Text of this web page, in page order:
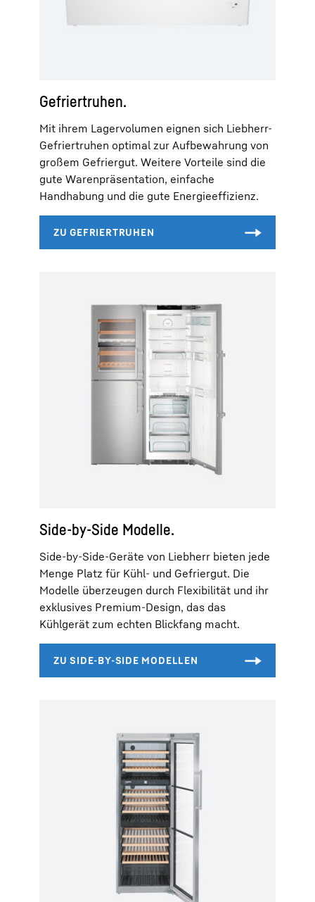
Gefriertruhen.
Mit ihrem Lagervolumen eignen sich Liebherr-
Gefriertruhen optimal zur Aufbewahrung von
großem Gefriergut. Weitere Vorteile sind die
gute Warenpräsentation, einfache
Handhabung und die gute Energieeffizienz.
Side-by-Side Modelle.
Side-by-Side-Geräte von Liebherr bieten jede
Menge Platz für Kühl- und Gefriergut. Die
Modelle überzeugen durch Flexibilität und ihr
exklusives Premium-Design, das das
Kühlgerät zum echten Blickfang macht.